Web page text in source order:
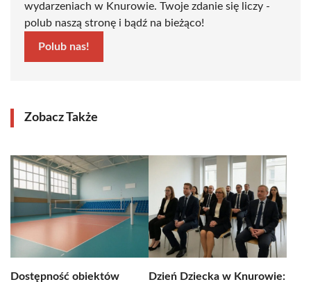
wydarzeniach w Knurowie. Twoje zdanie się liczy -
polub naszą stronę i bądź na bieżąco!
Polub nas!
Zobacz Także
Dostępność obiektów Dzień Dziecka w Knurowie: